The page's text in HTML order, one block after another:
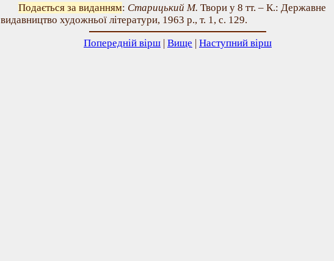
Подається за виданням: Старицький М. Твори у 8 тт. – К.: Державне
видавництво художньої літератури, 1963 р., т. 1, с. 129.
Попередній вірш | Вище | Наступний вірш